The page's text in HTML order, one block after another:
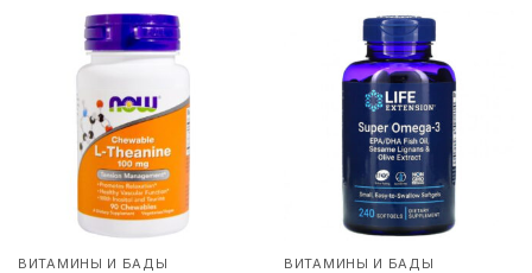
ВИТАМИНЫ И БАДЫ ВИТАМИНЫ И БАДЫ